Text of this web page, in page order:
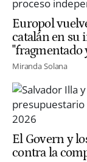
Europol
catalán en su
"fragmentado
Miranda Solana
El Govern y
contra la